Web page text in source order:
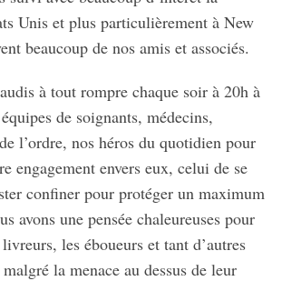
Unis et plus particulièrement à New
beaucoup de nos amis et associés.
à tout rompre chaque soir à 20h à
de soignants, médecins,
l’ordre, nos héros du quotidien pour
engagement envers eux, celui de se
confiner pour protéger un maximum
avons une pensée chaleureuses pour
les éboueurs et tant d’autres
la menace au dessus de leur